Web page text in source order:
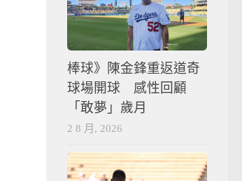
棒球》陳金鋒重返道奇
球場開球 感性回顧
「敢夢」歲月
2 8 月, 2026